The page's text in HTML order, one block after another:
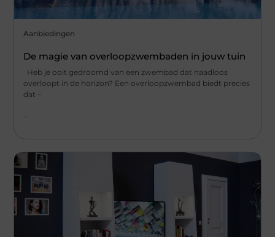
Aanbiedingen
De magie van overloopzwembaden in jouw tuin
Heb je ooit gedroomd van een zwembad dat naadloos
overloopt in de horizon? Een overloopzwembad biedt precies
dat –